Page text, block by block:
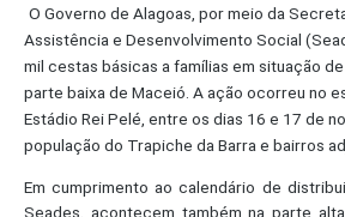
O Governo de Alagoas, por meio da
Assistência e Desenvolvimento Social
mil cestas básicas a famílias em situação
parte baixa de Maceió. A ação ocorreu no
Estádio Rei Pelé, entre os dias 16 e 17 de
população do Trapiche da Barra e bairros
Em cumprimento ao calendário de
Seades, acontecem também na parte